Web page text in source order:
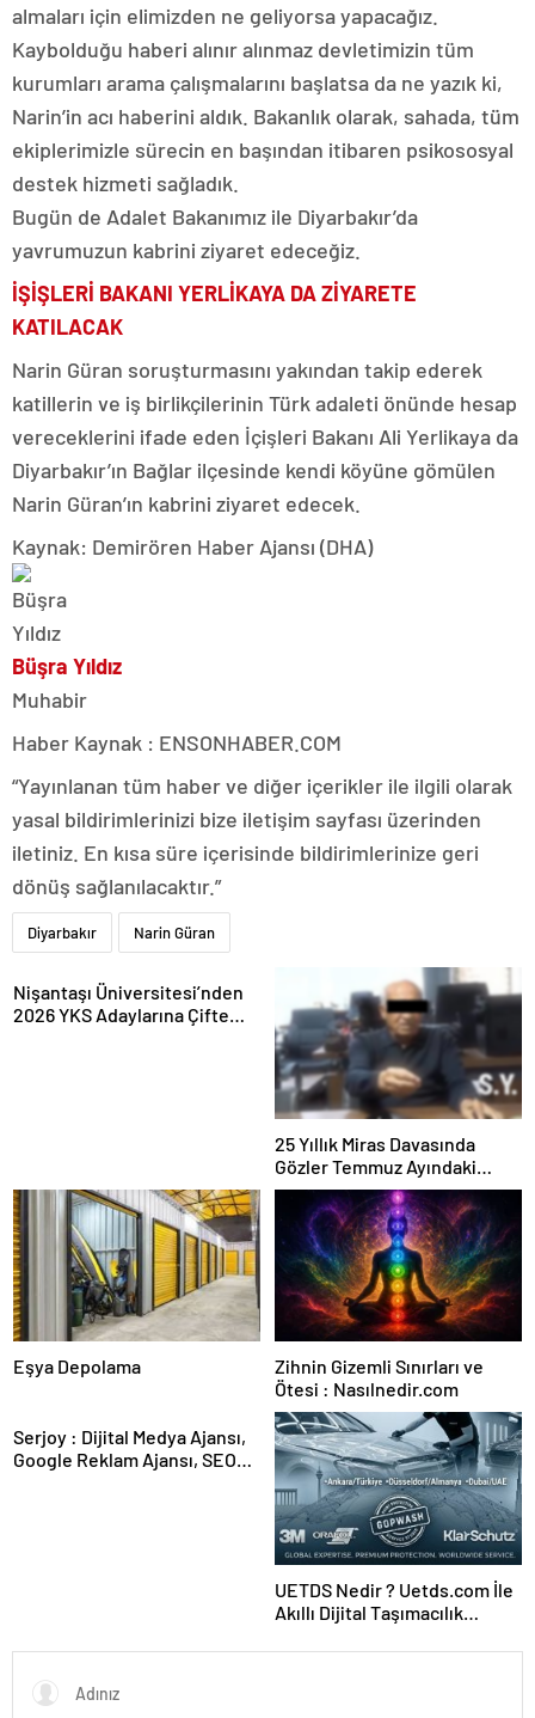
almaları için elimizden ne geliyorsa yapacağız.
Kaybolduğu haberi alınır alınmaz devletimizin tüm
kurumları arama çalışmalarını başlatsa da ne yazık ki,
Narin’in acı haberini aldık. Bakanlık olarak, sahada, tüm
ekiplerimizle sürecin en başından itibaren psikososyal
destek hizmeti sağladık.
Bugün de Adalet Bakanımız ile Diyarbakır’da
yavrumuzun kabrini ziyaret edeceğiz.
İŞİŞLERİ BAKANI YERLİKAYA DA ZİYARETE
KATILACAK
Narin Güran soruşturmasını yakından takip ederek
katillerin ve iş birlikçilerinin Türk adaleti önünde hesap
vereceklerini ifade eden İçişleri Bakanı Ali Yerlikaya da
Diyarbakır’ın Bağlar ilçesinde kendi köyüne gömülen
Narin Güran’ın kabrini ziyaret edecek.
Kaynak: Demirören Haber Ajansı (DHA)
Büşra Yıldız
Muhabir
Haber Kaynak : ENSONHABER.COM
“Yayınlanan tüm haber ve diğer içerikler ile ilgili olarak
yasal bildirimlerinizi bize iletişim sayfası üzerinden
iletiniz. En kısa süre içerisinde bildirimlerinize geri
dönüş sağlanılacaktır.”
Diyarbakır Narin Güran
Nişantaşı Üniversitesi’nden
2026 YKS Adaylarına Çifte
25 Yıllık Miras Davasında
Gözler Temmuz Ayındaki
Karar Duruşmasına Çevrildi
Eşya Depolama
Zihnin Gizemli Sınırları ve
Ötesi : Nasılnedir.com
Serjoy : Dijital Medya Ajansı,
Google Reklam Ajansı, SEO
UETDS Nedir ? Uetds.com İle
Akıllı Dijital Taşımacılık